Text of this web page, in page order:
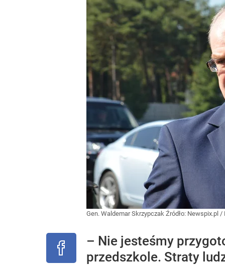
Gen. Waldemar Skrzypczak Źródło: Newspix.pl /
– Nie jesteśmy
przedszkole. Straty